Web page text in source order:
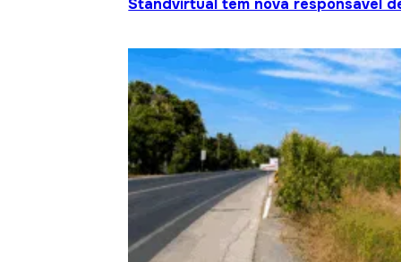
Standvirtual tem nova responsável